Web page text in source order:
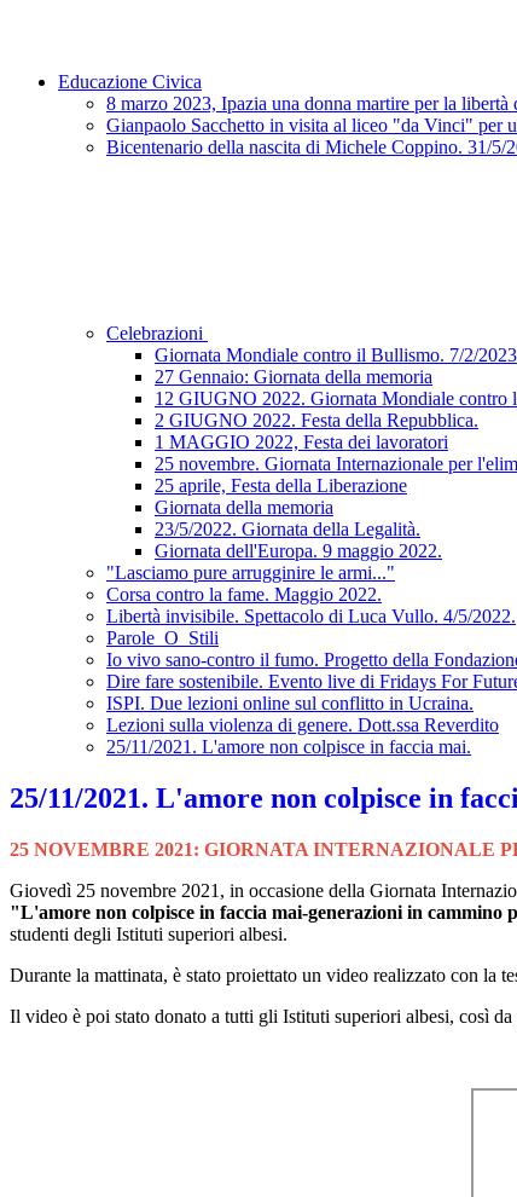
Educazione Civica
8 marzo 2023, Ipazia una donna martire per la libertà
Gianpaolo Sacchetto in visita al liceo "da Vinci" per
Bicentenario della nascita di Michele Coppino. 31/5/
Celebrazioni
Giornata Mondiale contro il Bullismo. 7/2/2023
27 Gennaio: Giornata della memoria
12 GIUGNO 2022. Giornata Mondiale contro
2 GIUGNO 2022. Festa della Repubblica.
1 MAGGIO 2022, Festa dei lavoratori
25 novembre. Giornata Internazionale per
25 aprile, Festa della Liberazione
Giornata della memoria
23/5/2022. Giornata della Legalità.
Giornata dell'Europa. 9 maggio 2022.
"Lasciamo pure arrugginire le armi..."
Corsa contro la fame. Maggio 2022.
Libertà invisibile. Spettacolo di Luca Vullo. 4/5/2022.
Parole_O_Stili
Io vivo sano-contro il fumo. Progetto della
Dire fare sostenibile. Evento live di Fridays For
ISPI. Due lezioni online sul conflitto in Ucraina.
Lezioni sulla violenza di genere. Dott.ssa Reverdito
25/11/2021. L'amore non colpisce in faccia mai.
25/11/2021. L'amore non colpisce in
25 NOVEMBRE 2021: GIORNATA
Giovedì 25 novembre 2021, in occasione della Giornata
"L'amore non colpisce in faccia mai-generazioni in cammino
studenti degli Istituti superiori albesi.
Durante la mattinata, è stato proiettato un video realizzato con la
Il video è poi stato donato a tutti gli Istituti superiori albesi, così